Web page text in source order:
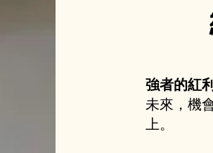
強者的紅
未來，機
上。